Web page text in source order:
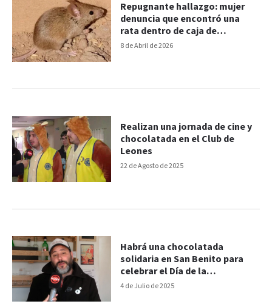
8 de Abril de 2026
Repugnante hallazgo: mujer
denuncia que encontró una
rata dentro de caja de
chocolatada
22 de Agosto de 2025
Realizan una jornada de cine y
chocolatada en el Club de
Leones
4 de Julio de 2025
Habrá una chocolatada
solidaria en San Benito para
celebrar el Día de la
Independencia